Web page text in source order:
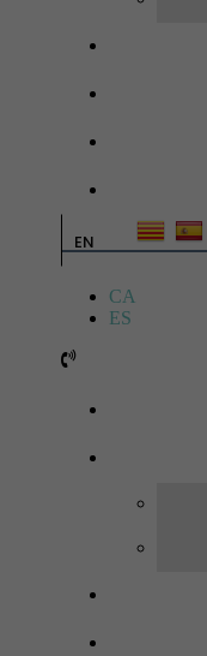
EN
CA
ES